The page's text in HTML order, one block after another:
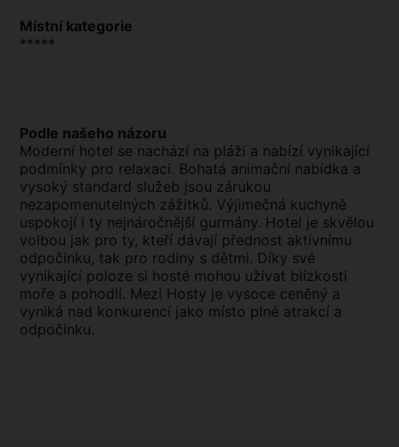
Místní kategorie
*****
Podle našeho názoru
Moderní hotel se nachází na pláži a nabízí vynikající
podmínky pro relaxaci. Bohatá animační nabídka a
vysoký standard služeb jsou zárukou
nezapomenutelných zážitků. Výjimečná kuchyně
uspokojí i ty nejnáročnější gurmány. Hotel je skvělou
volbou jak pro ty, kteří dávají přednost aktivnímu
odpočinku, tak pro rodiny s dětmi. Díky své
vynikající poloze si hosté mohou užívat blízkosti
moře a pohodlí. Mezi Hosty je vysoce ceněný a
vyniká nad konkurencí jako místo plné atrakcí a
odpočinku.